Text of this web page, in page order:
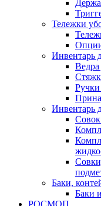
Тележки
Инвентарь
Ведра
Ручки
Инвентарь
Баки,
Баки
РОСМОП